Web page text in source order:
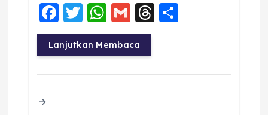
F
a
c
e
T
w
it
te
W
h
a
ts
G
m
ai
l
T
a re
Lanjutkan Membaca